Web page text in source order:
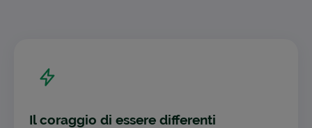
Il coraggio di essere differenti